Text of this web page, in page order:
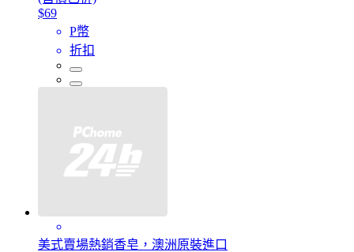
$69
P幣
折扣
美式賣場熱銷香皂，澳洲原裝進口